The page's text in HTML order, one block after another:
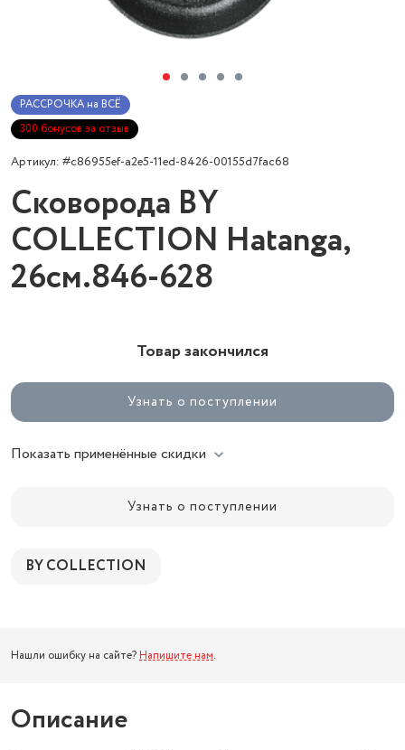
РАССРОЧКА на ВСЁ
300 бонусов за отзыв
Артикул: #c86955ef-a2e5-11ed-8426-00155d7fac68
Сковорода BY
COLLECTION Hatanga,
26см.846-628
Товар закончился
Узнать о поступлении
Показать применённые скидки
Узнать о поступлении
BY COLLECTION
Нашли ошибку на сайте? Напишите нам.
Описание